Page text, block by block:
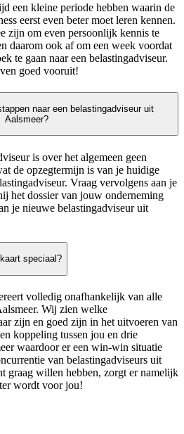
een kleine periode hebben waarin de
eerst even beter moet leren kennen.
zijn om even persoonlijk kennis te
daarom ook af om een week voordat
te gaan naar een belastingadviseur.
goed vooruit!
naar een belastingadviseur uit
Aalsmeer?
is over het algemeen geen
de opzegtermijn is van je huidige
Vraag vervolgens aan je
het dossier van jouw onderneming
je nieuwe belastingadviseur uit
speciaal?
volledig onafhankelijk van alle
Wij zien welke
zijn en goed zijn in het uitvoeren van
koppeling tussen jou en drie
waardoor er een win-win situatie
van belastingadviseurs uit
graag willen hebben, zorgt er namelijk
wordt voor jou!